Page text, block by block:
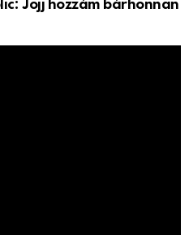
Jöjj hozzám bárhonnan